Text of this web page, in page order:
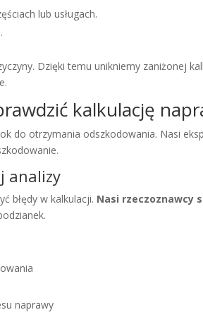
lub usługach.
Dzięki temu unikniemy zaniżonej
kalkulację
do otrzymania odszkodowania. Nasi
analizy
błędy w kalkulacji. Nasi rzeczoznawcy
naprawy